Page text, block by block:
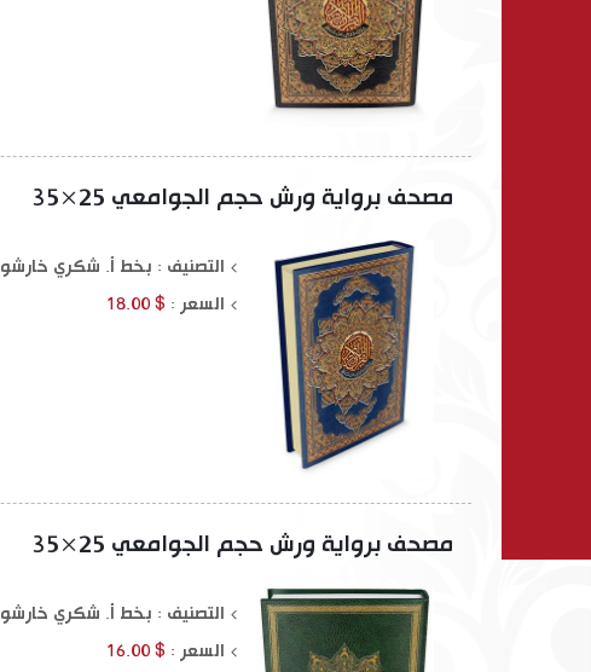
مصحف برواية ورش حجم الجوامعي 25×35
التصنيف : بخط أ. شكري خارشو 17 سطر
السعر : $ 18.00
مصحف برواية ورش حجم الجوامعي 25×35
التصنيف : بخط أ. شكري خارشو 17 سطر
السعر : $ 16.00